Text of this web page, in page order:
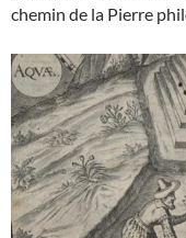
chemin de la Pierre